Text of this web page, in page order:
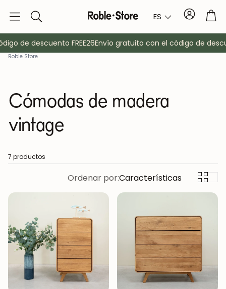
Buscar ES Cuenta
Armarios
Percheros Muebles
de descuento FREE26Envío gratuito con el código de
Roble Store
Cómodas de madera
vintage
7 productos
Ordenar por:Características